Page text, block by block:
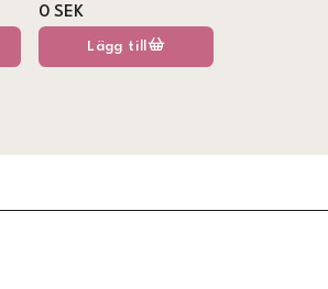
0 SEK
Lägg till